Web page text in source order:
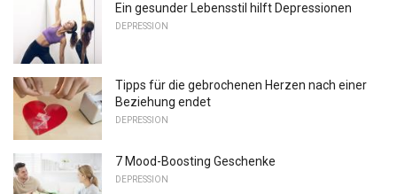
Ein gesunder Lebensstil hilft Depressionen
DEPRESSION
Tipps für die gebrochenen Herzen nach einer
Beziehung endet
DEPRESSION
7 Mood-Boosting Geschenke
DEPRESSION